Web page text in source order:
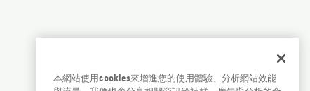
本網站使用cookies來增進您的使用體驗、分析網站效能